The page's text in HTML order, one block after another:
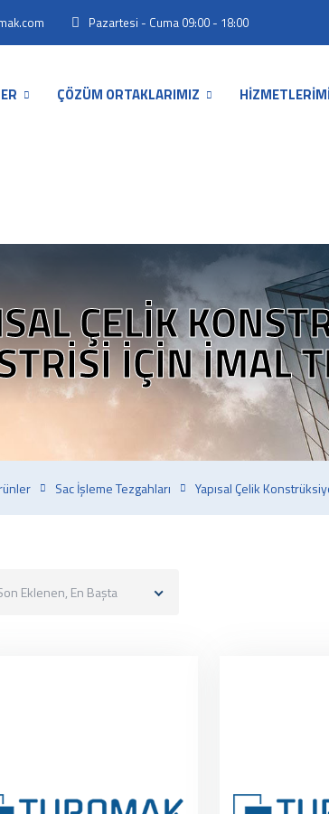
Pazartesi - Cuma 09:00 - 18:00
ÇÖZÜM ORTAKLARIMIZ
ÇELIK
IÇIN İMAL
Sac İşleme Tezgahları Yapısal Çelik
Eklenen, En Başta